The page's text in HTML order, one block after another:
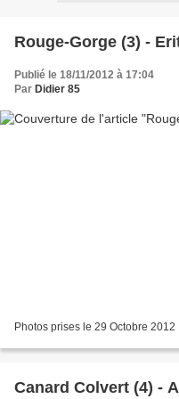
Rouge-Gorge (3) -
Publié le 18/11/2012 à 17:04
Par Didier 85
Photos prises le 29 Octobre 2012
Canard Colvert (4) -